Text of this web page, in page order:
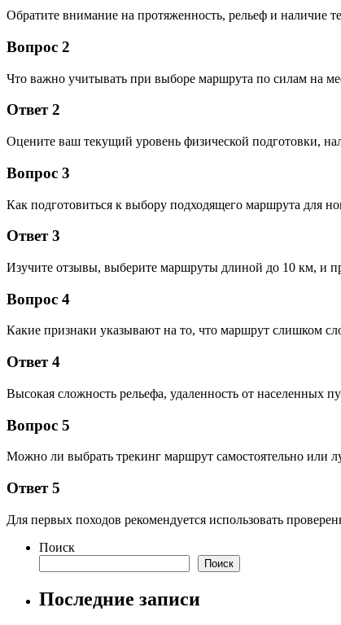
Обратите внимание на протяженность, рельеф и наличие
Вопрос 2
Что важно учитывать при выборе маршрута по силам на
Ответ 2
Оцените ваш текущий уровень физической подготовки,
Вопрос 3
Как подготовиться к выбору подходящего маршрута для
Ответ 3
Изучите отзывы, выберите маршруты длиной до 10 км, и
Вопрос 4
Какие признаки указывают на то, что маршрут слишком
Ответ 4
Высокая сложность рельефа, удаленность от населенных
Вопрос 5
Можно ли выбрать трекинг маршрут самостоятельно или
Ответ 5
Для первых походов рекомендуется использовать
Поиск
Поиск
Последние записи